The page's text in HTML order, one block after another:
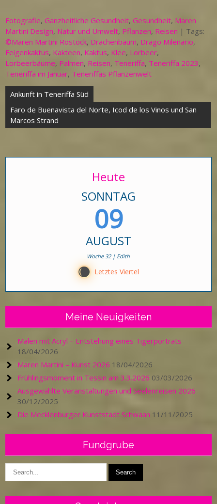
Fotografie,Ganzheitliche Gesundheit,Gesundheit, Maren
Martini Design, Natur und Umwelt, Pflanzen, Reisen | Tags:
©Maren Martini Rostock, Drachenbaum, Drago Milenario,
Feigenkaktus, Kakteen, Kaktus, Klee, Lorbeer,
Lorbeerbäume, Palmen, Reisen, Teneriffa, Teneriffa 2023,
Teneriffa im Januar, Teneriffas Pflanzenwelt
Beitragsnavigation
Ankunft in Teneriffa Süd
Faro de Buenavista del Norte, Icod de los Vinos und San
Marcos Strand
Heute
SONNTAG
09
AUGUST
Woche 32 | Edith
X Letztes Viertel
Meine Neuigkeiten
Malen mit Acryl – Entstehung eines Tigerporträts
18/04/2026
Maren Martini – Kunst 2026 18/04/2026
Frühlingsmoment in Tessin am 3.3.2026 03/03/2026
Ausgewählte Veranstaltungen und Seelenreisen 2026
30/12/2025
Die Mecklenburger Kunststadt Schwaan 11/11/2025
Fundgrube